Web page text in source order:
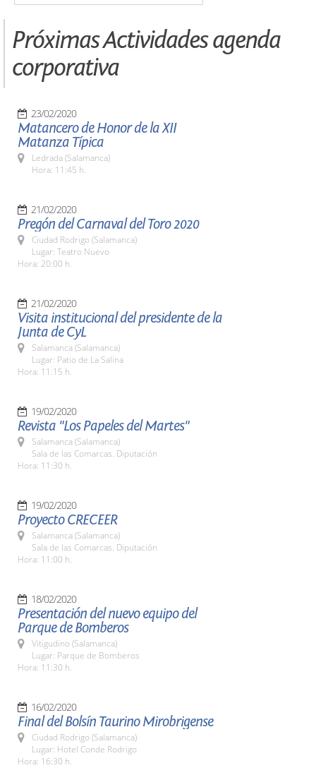
Próximas Actividades agenda
corporativa
23/02/2020
Matancero de Honor de la XII
Matanza Típica
Ledrada (Salamanca)
Hora: 11:45 h.
21/02/2020
Pregón del Carnaval del Toro 2020
Ciudad Rodrigo (Salamanca)
Lugar: Teatro Nuevo
Hora: 20:00 h.
21/02/2020
Visita institucional del presidente de la
Junta de CyL
Salamanca (Salamanca)
Lugar: Patio de La Salina
Hora: 11:15 h.
19/02/2020
Revista "Los Papeles del Martes"
Salamanca (Salamanca)
Sala de las Comarcas. Diputación
Hora: 11:30 h.
19/02/2020
Proyecto CRECEER
Salamanca (Salamanca)
Sala de las Comarcas. Diputación
Hora: 11:00 h.
18/02/2020
Presentación del nuevo equipo del
Parque de Bomberos
Vitigudino (Salamanca)
Lugar: Parque de Bomberos
Hora: 11:30 h.
16/02/2020
Final del Bolsín Taurino Mirobrigense
Ciudad Rodrigo (Salamanca)
Lugar: Hotel Conde Rodrigo
Hora: 16:30 h.